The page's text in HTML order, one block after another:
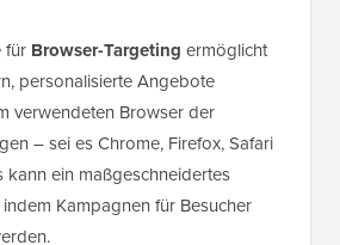
für Browser-Targeting ermöglicht
personalisierte Angebote
verwendeten Browser der
– sei es Chrome, Firefox, Safari
ein maßgeschneidertes
Kampagnen für Besucher